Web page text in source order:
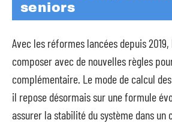
seniors
Avec les réformes lancées depuis
composer avec de nouvelles règles
complémentaire. Le mode de calcul
il repose désormais sur une formule
assurer la stabilité du système dans un